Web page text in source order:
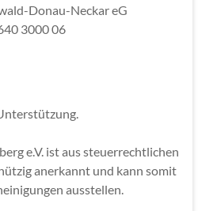
Donau-Neckar eG
0640 3000 06
e.V. ist aus steuerrechtlichen
anerkannt und kann somit
ausstellen.